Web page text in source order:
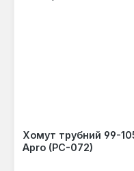
Хомут трубний 99-
Apro (PC-072)